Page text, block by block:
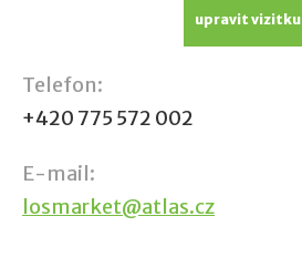
upravit vizitku
Telefon:
+420 775 572 002
E-mail:
losmarket@atlas.cz